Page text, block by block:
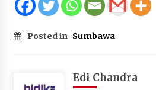
4 minggu ago
Posted in Sumbawa
Edi Chandra